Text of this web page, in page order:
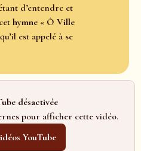
d’entendre et
hymne « Ô Ville
est appelé à se
désactivée
pour afficher cette vidéo.
YouTube